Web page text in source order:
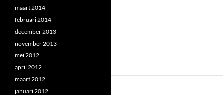
maart 2014
februari 2014
december 2013
november 2013
mei 2012
april 2012
maart 2012
januari 2012